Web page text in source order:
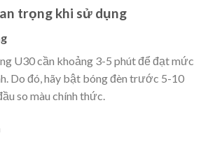
trọng khi sử dụng
U30 cần khoảng 3-5 phút để đạt mức
Do đó, hãy bật bóng đèn trước 5-10
so màu chính thức.